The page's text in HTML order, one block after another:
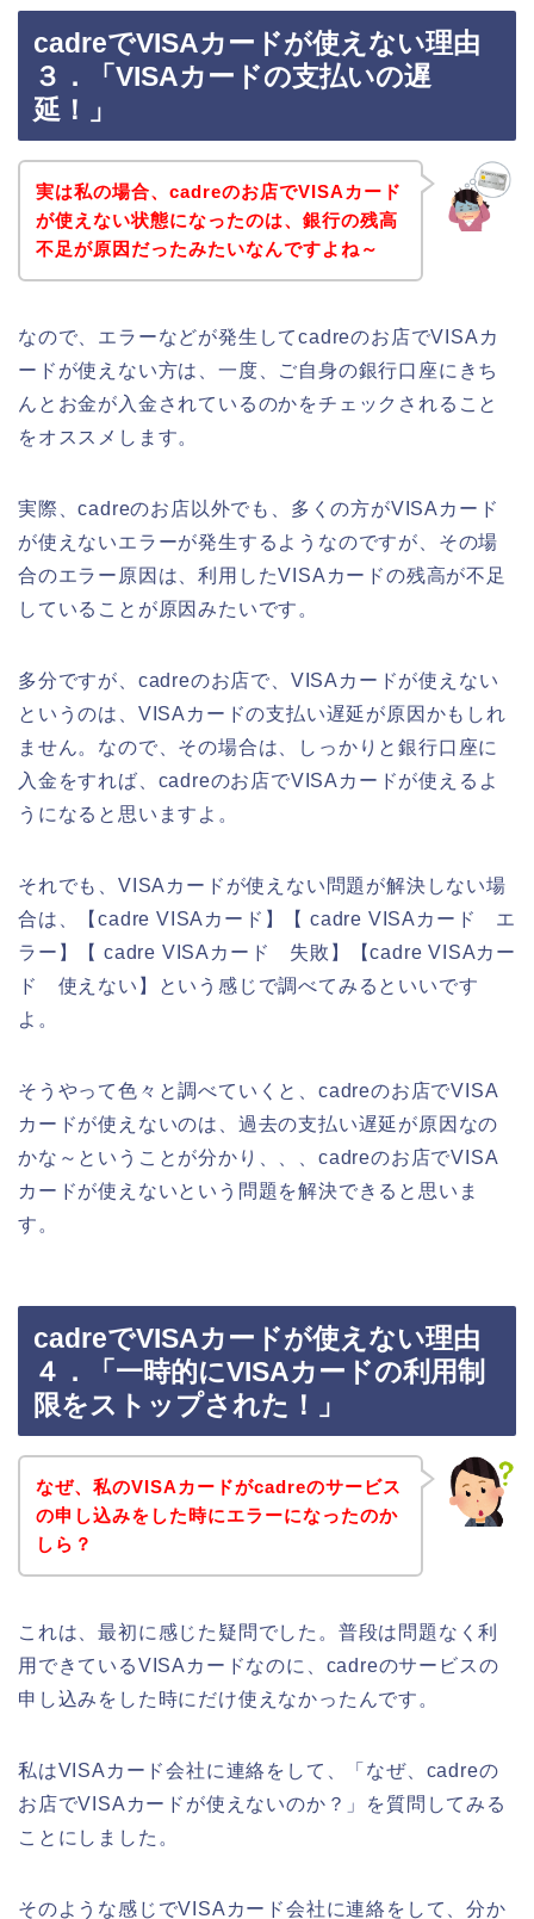
cadreでVISAカードが使えない理由
３．「VISAカードの支払いの遅
延！」
実は私の場合、cadreのお店でVISAカード
が使えない状態になったのは、銀行の残高
不足が原因だったみたいなんですよね～
なので、エラーなどが発生してcadreのお店でVISAカ
ードが使えない方は、一度、ご自身の銀行口座にきち
んとお金が入金されているのかをチェックされること
をオススメします。
実際、cadreのお店以外でも、多くの方がVISAカード
が使えないエラーが発生するようなのですが、その場
合のエラー原因は、利用したVISAカードの残高が不足
していることが原因みたいです。
多分ですが、cadreのお店で、VISAカードが使えない
というのは、VISAカードの支払い遅延が原因かもしれ
ません。なので、その場合は、しっかりと銀行口座に
入金をすれば、cadreのお店でVISAカードが使えるよ
うになると思いますよ。
それでも、VISAカードが使えない問題が解決しない場
合は、【cadre VISAカード】【 cadre VISAカード エ
ラー】【 cadre VISAカード 失敗】【cadre VISAカー
ド 使えない】という感じで調べてみるといいです
よ。
そうやって色々と調べていくと、cadreのお店でVISA
カードが使えないのは、過去の支払い遅延が原因なの
かな～ということが分かり、、、cadreのお店でVISA
カードが使えないという問題を解決できると思いま
す。
cadreでVISAカードが使えない理由
４．「一時的にVISAカードの利用制
限をストップされた！」
なぜ、私のVISAカードがcadreのサービス
の申し込みをした時にエラーになったのか
しら？
これは、最初に感じた疑問でした。普段は問題なく利
用できているVISAカードなのに、cadreのサービスの
申し込みをした時にだけ使えなかったんです。
私はVISAカード会社に連絡をして、「なぜ、cadreの
お店でVISAカードが使えないのか？」を質問してみる
ことにしました。
そのような感じでVISAカード会社に連絡をして、分か